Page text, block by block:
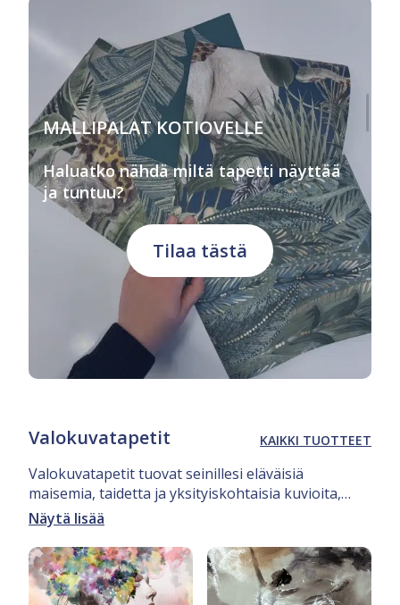
MALLIPALAT KOTIOVELLE
Haluatko nähdä miltä tapetti näyttää
ja tuntuu?
Tilaa tästä
Valokuvatapetit KAIKKI TUOTTEET
Valokuvatapetit tuovat seinillesi eläväisiä
maisemia, taidetta ja yksityiskohtaisia kuvioita,
jotka luovat huoneeseen ainutlaatuisen
tunnelman. Tämän hetken trendiväreissä
korostuvat syvä metsän vihreä, pastellinsävyt,
kuten vaaleanpunainen ja vaaleansininen, sekä
neutraalit harmaat ja beiget. Suuret ja tarkat kuvat
Näytä lisää